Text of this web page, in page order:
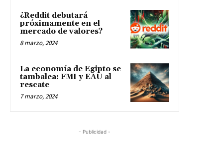
¿Reddit debutará
próximamente en el
mercado de valores?
8 marzo, 2024
La economía de Egipto se
tambalea: FMI y EAU al
rescate
7 marzo, 2024
- Publicidad -